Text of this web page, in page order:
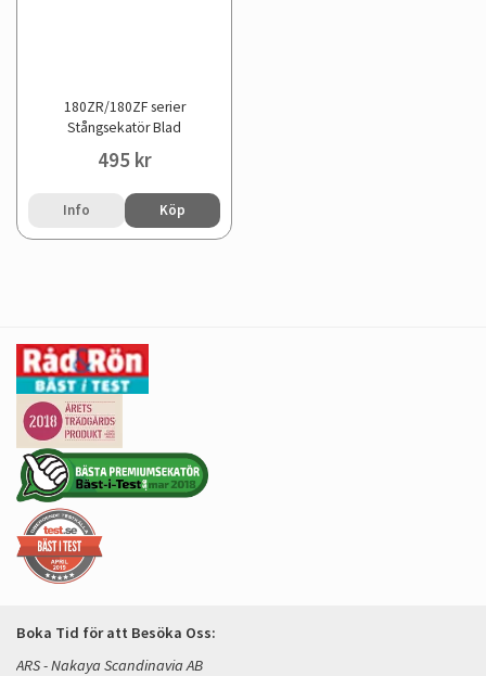
180ZR/180ZF serier
Stångsekatör Blad
495 kr
Info Köp
Boka Tid för att Besöka Oss:
ARS - Nakaya Scandinavia AB